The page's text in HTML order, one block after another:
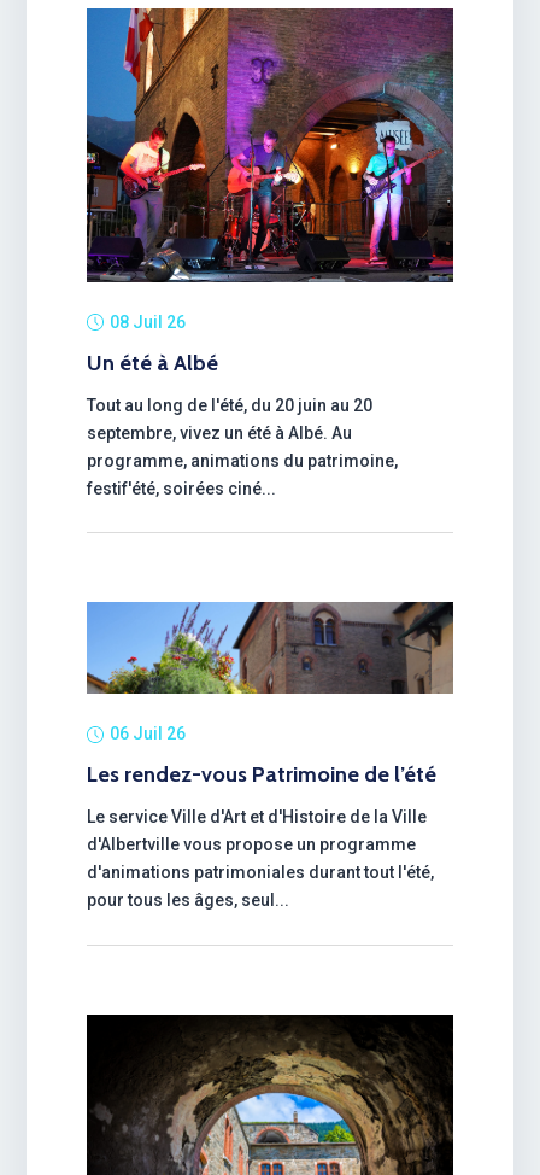
08 Juil 26
Un été à Albé
Tout au long de l'été, du 20 juin au 20
septembre, vivez un été à Albé. Au
programme, animations du patrimoine,
festif'été, soirées ciné...
06 Juil 26
Les rendez-vous Patrimoine de l’été
Le service Ville d'Art et d'Histoire de la Ville
d'Albertville vous propose un programme
d'animations patrimoniales durant tout l'été,
pour tous les âges, seul...